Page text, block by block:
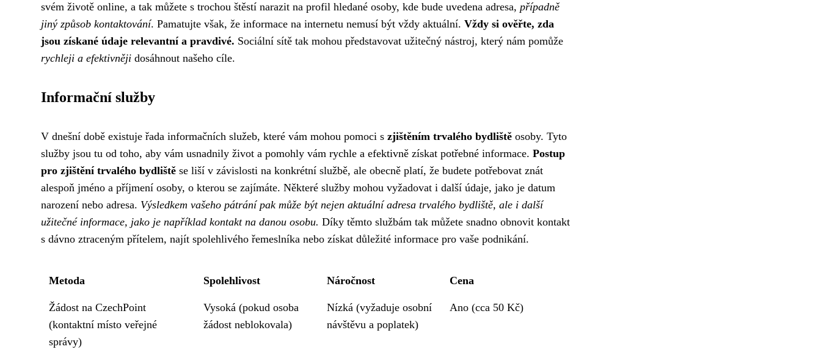
svém životě online, a tak můžete s trochou štěstí narazit na profil hledané osoby, kde bude uvedena adresa, případně
jiný způsob kontaktování. Pamatujte však, že informace na internetu nemusí být vždy aktuální. Vždy si ověřte, zda
jsou získané údaje relevantní a pravdivé. Sociální sítě tak mohou představovat užitečný nástroj, který nám pomůže
rychleji a efektivněji dosáhnout našeho cíle.
Informační služby
V dnešní době existuje řada informačních služeb, které vám mohou pomoci s zjištěním trvalého bydliště osoby. Tyto
služby jsou tu od toho, aby vám usnadnily život a pomohly vám rychle a efektivně získat potřebné informace. Postup
pro zjištění trvalého bydliště se liší v závislosti na konkrétní službě, ale obecně platí, že budete potřebovat znát
alespoň jméno a příjmení osoby, o kterou se zajímáte. Některé služby mohou vyžadovat i další údaje, jako je datum
narození nebo adresa. Výsledkem vašeho pátrání pak může být nejen aktuální adresa trvalého bydliště, ale i další
užitečné informace, jako je například kontakt na danou osobu. Díky těmto službám tak můžete snadno obnovit kontakt
s dávno ztraceným přítelem, najít spolehlivého řemeslníka nebo získat důležité informace pro vaše podnikání.
Metoda Spolehlivost Náročnost Cena
Žádost na CzechPoint
(kontaktní místo veřejné
správy)
Vysoká (pokud osoba
žádost neblokovala)
Nízká (vyžaduje osobní
návštěvu a poplatek)
Ano (cca 50 Kč)